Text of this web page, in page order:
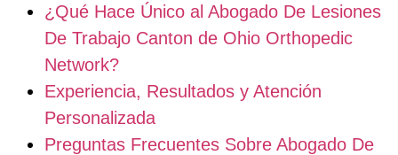
¿Qué Hace Único al Abogado De Lesiones
De Trabajo Canton de Ohio Orthopedic
Network?
Experiencia, Resultados y Atención
Personalizada
Preguntas Frecuentes Sobre Abogado De